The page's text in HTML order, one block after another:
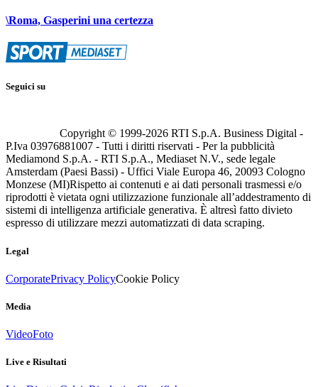
\Roma, Gasperini una certezza
Seguici su
Copyright © 1999-2026 RTI S.p.A. Business Digital -
P.Iva 03976881007 - Tutti i diritti riservati - Per la pubblicità
Mediamond S.p.A. - RTI S.p.A., Mediaset N.V., sede legale
Amsterdam (Paesi Bassi) - Uffici Viale Europa 46, 20093 Cologno
Monzese (MI)Rispetto ai contenuti e ai dati personali trasmessi e/o
riprodotti è vietata ogni utilizzazione funzionale all’addestramento di
sistemi di intelligenza artificiale generativa. È altresì fatto divieto
espresso di utilizzare mezzi automatizzati di data scraping.
Legal
CorporatePrivacy PolicyCookie Policy
Media
VideoFoto
Live e Risultati